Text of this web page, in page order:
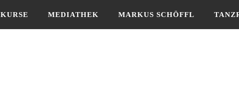
KURSE MEDIATHEK MARKUS SCHÖFFL